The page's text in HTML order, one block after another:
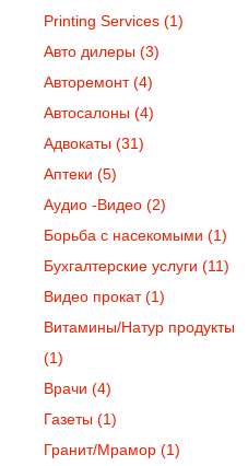
Printing Services (1)
Авто дилеры (3)
Авторемонт(4)
Автосалоны (4)
Адвокаты (31)
Аптеки (5)
Аудио -Видео (2)
Борьба с насекомыми (1)
Бухгалтерские услуги (11)
Видео прокат(1)
Витамины/Натур продукты
(1)
Врачи (4)
Газеты (1)
Гранит/Мрамор (1)